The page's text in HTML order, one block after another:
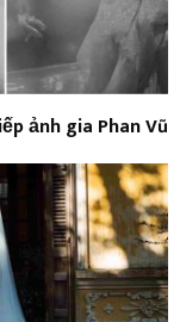
ảnh gia Phan Vũ